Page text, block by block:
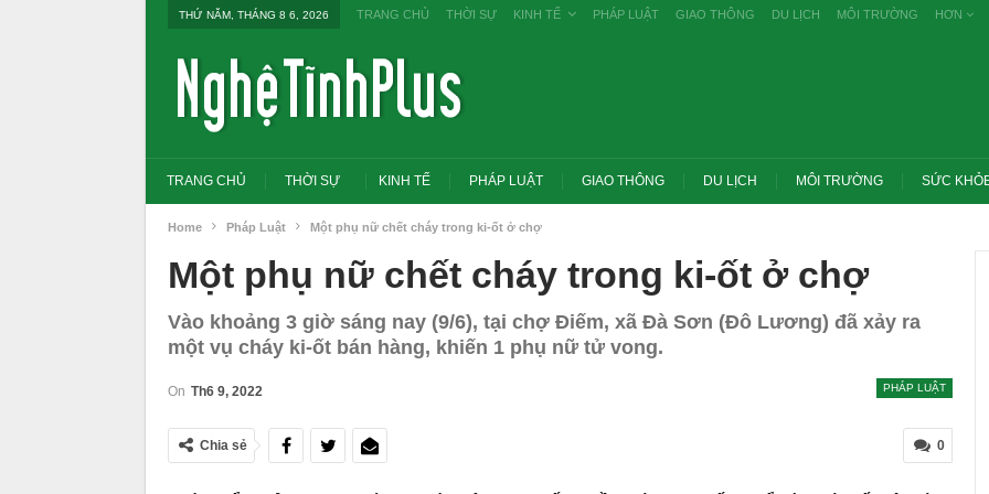
THỨ NĂM, THÁNG 8 6, 2026 TRANG CHỦ THỜI SỰ KINH TẾ PHÁP LUẬT GIAO THÔNG DU LỊCH MÔI TRƯỜNG HƠN
TRANG CHỦ THỜI SỰ KINH TẾ PHÁP LUẬT GIAO THÔNG DU LỊCH MÔI TRƯỜNG SỨC
Home Pháp Luật Một phụ nữ chết cháy trong ki-ốt ở chợ
Một phụ nữ chết cháy trong ki-ốt ở chợ
Vào khoảng 3 giờ sáng nay (9/6), tại chợ Điếm, xã Đà Sơn (Đô Lương) đã xảy ra
một vụ cháy ki-ốt bán hàng, khiến 1 phụ nữ tử vong.
PHÁP LUẬT
On Th6 9, 2022
0
Chia sẻ